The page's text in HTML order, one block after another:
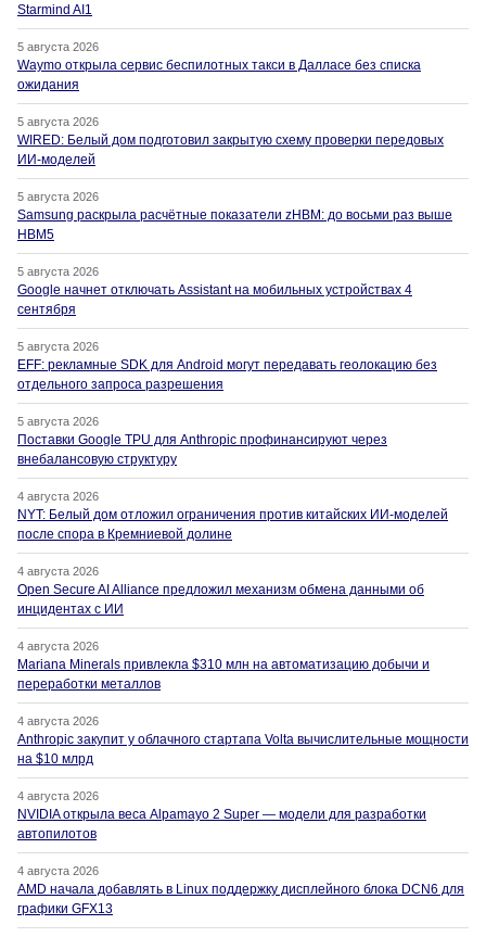
Starmind AI1
5 августа 2026
Waymo открыла сервис беспилотных такси в Далласе без списка
ожидания
5 августа 2026
WIRED: Белый дом подготовил закрытую схему проверки передовых
ИИ-моделей
5 августа 2026
Samsung раскрыла расчётные показатели zHBM: до восьми раз выше
HBM5
5 августа 2026
Google начнет отключать Assistant на мобильных устройствах 4
сентября
5 августа 2026
EFF: рекламные SDK для Android могут передавать геолокацию без
отдельного запроса разрешения
5 августа 2026
Поставки Google TPU для Anthropic профинансируют через
внебалансовую структуру
4 августа 2026
NYT: Белый дом отложил ограничения против китайских ИИ-моделей
после спора в Кремниевой долине
4 августа 2026
Open Secure AI Alliance предложил механизм обмена данными об
инцидентах с ИИ
4 августа 2026
Mariana Minerals привлекла $310 млн на автоматизацию добычи и
переработки металлов
4 августа 2026
Anthropic закупит у облачного стартапа Volta вычислительные мощности
на $10 млрд
4 августа 2026
NVIDIA открыла веса Alpamayo 2 Super — модели для разработки
автопилотов
4 августа 2026
AMD начала добавлять в Linux поддержку дисплейного блока DCN6 для
графики GFX13